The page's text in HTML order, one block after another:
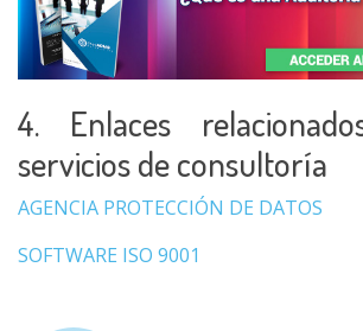
4. Enlaces
servicios de consultoría
AGENCIA PROTECCIÓN DE DATOS
SOFTWARE ISO 9001